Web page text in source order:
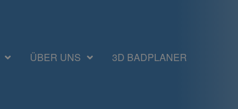
ÜBER UNS 3D BADPLANER